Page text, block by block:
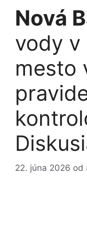
Nová
vody v
mesto
22. júna 2026 od